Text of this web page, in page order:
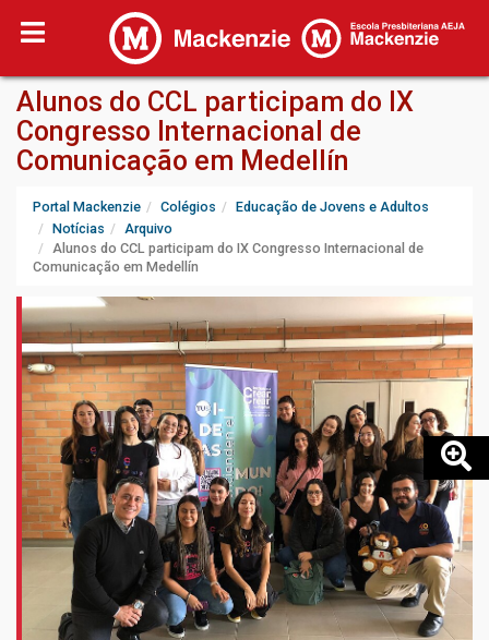
Alunos do CCL participam do IX
Congresso Internacional de
Comunicação em Medellín
Portal Mackenzie Colégios
Educação de Jovens e Adultos
Notícias
Arquivo
Alunos do CCL participam do IX Congresso Internacional de
Comunicação em Medellín